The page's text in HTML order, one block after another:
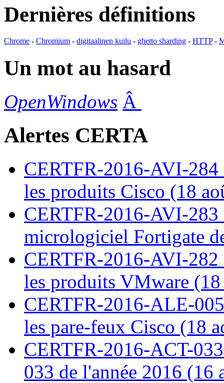
Dernières définitions
Chrome - Chromium - digitaalinen kuilu - ghetto sharding - HTTP-
Un mot au hasard
OpenWindows Â
Alertes CERTA
CERTFR-2016-AVI-
les produits Cisco (18
CERTFR-2016-AVI-
micrologiciel Fortigate
CERTFR-2016-AVI-
les produits VMware
CERTFR-2016-ALE-
les pare-feux Cisco (18
CERTFR-2016-ACT-
033 de l'année 2016 (16